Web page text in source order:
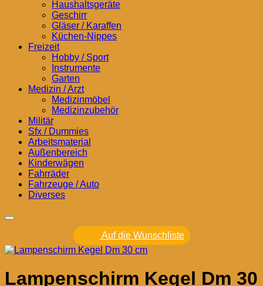
Haushaltsgeräte
Geschirr
Gläser / Karaffen
Küchen-Nippes
Freizeit
Hobby / Sport
Instrumente
Garten
Medizin / Arzt
Medizinmöbel
Medizinzubehör
Militär
Sfx / Dummies
Arbeitsmaterial
Außenbereich
Kinderwägen
Fahrräder
Fahrzeuge / Auto
Diverses
Auf die Wunschliste
Lampenschirm Kegel Dm 30